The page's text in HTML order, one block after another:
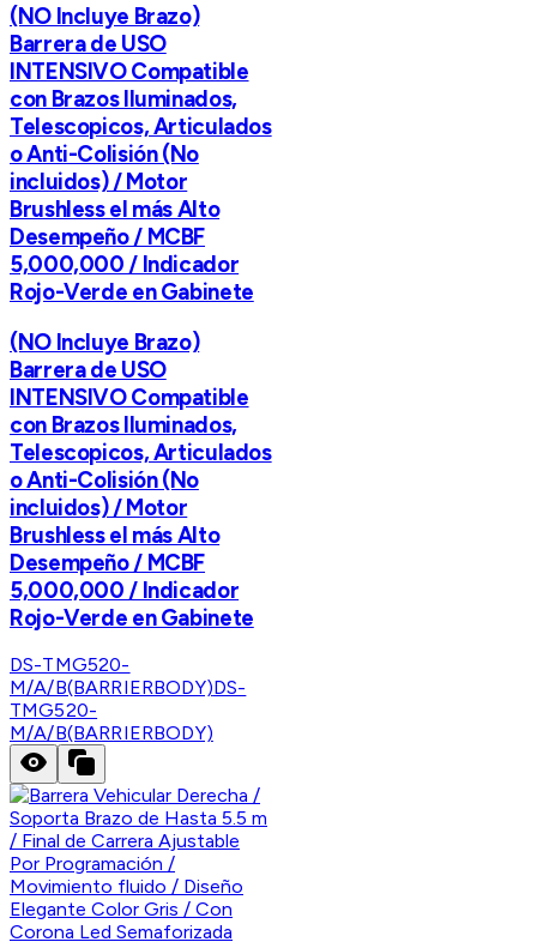
(NO Incluye Brazo)
Barrera de USO
INTENSIVO Compatible
con Brazos Iluminados,
Telescopicos, Articulados
o Anti-Colisión (No
incluidos) / Motor
Brushless el más Alto
Desempeño / MCBF
5,000,000 / Indicador
Rojo-Verde en Gabinete
(NO Incluye Brazo)
Barrera de USO
INTENSIVO Compatible
con Brazos Iluminados,
Telescopicos, Articulados
o Anti-Colisión (No
incluidos) / Motor
Brushless el más Alto
Desempeño / MCBF
5,000,000 / Indicador
Rojo-Verde en Gabinete
DS-TMG520-
M/A/B(BARRIERBODY)DS-
TMG520-
M/A/B(BARRIERBODY)